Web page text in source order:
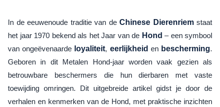
In de eeuwenoude traditie van de Chinese Dierenriemstaat
het jaar 1970 bekend als het Jaar van de Hond – een symbool
van ongeëvenaarde loyaliteit, eerlijkheid en bescherming.
Geboren in dit Metalen Hond-jaar worden vaak gezien als
betrouwbare beschermers die hun dierbaren met vaste
toewijding omringen. Dit uitgebreide artikel gidst je door de
verhalen en kenmerken van de Hond, met praktische inzichten